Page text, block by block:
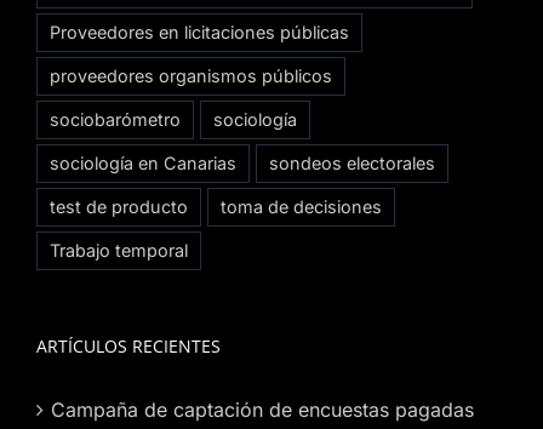
Proveedores en licitaciones públicas
proveedores organismos públicos
sociobarómetro sociología
sociología en Canarias sondeos electorales
test de producto toma de decisiones
Trabajo temporal
ARTÍCULOS RECIENTES
Campaña de captación de encuestas pagadas